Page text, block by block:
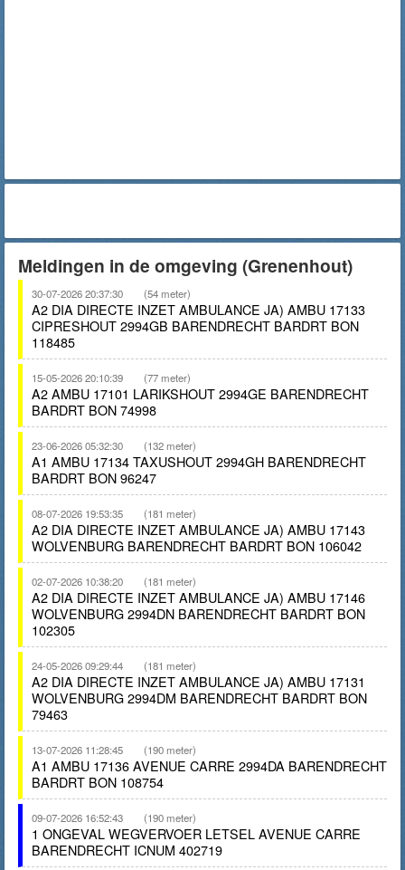
Meldingen in de omgeving (Grenenhout)
30-07-2026 20:37:30 (54 meter)
A2 DIA DIRECTE INZET AMBULANCE JA) AMBU 17133
CIPRESHOUT 2994GB BARENDRECHT BARDRT BON
118485
15-05-2026 20:10:39 (77 meter)
A2 AMBU 17101 LARIKSHOUT 2994GE BARENDRECHT
BARDRT BON 74998
23-06-2026 05:32:30 (132 meter)
A1 AMBU 17134 TAXUSHOUT 2994GH BARENDRECHT
BARDRT BON 96247
08-07-2026 19:53:35 (181 meter)
A2 DIA DIRECTE INZET AMBULANCE JA) AMBU 17143
WOLVENBURG BARENDRECHT BARDRT BON 106042
02-07-2026 10:38:20 (181 meter)
A2 DIA DIRECTE INZET AMBULANCE JA) AMBU 17146
WOLVENBURG 2994DN BARENDRECHT BARDRT BON
102305
24-05-2026 09:29:44 (181 meter)
A2 DIA DIRECTE INZET AMBULANCE JA) AMBU 17131
WOLVENBURG 2994DM BARENDRECHT BARDRT BON
79463
13-07-2026 11:28:45 (190 meter)
A1 AMBU 17136 AVENUE CARRE 2994DA BARENDRECHT
BARDRT BON 108754
09-07-2026 16:52:43 (190 meter)
1 ONGEVAL WEGVERVOER LETSEL AVENUE CARRE
BARENDRECHT ICNUM 402719